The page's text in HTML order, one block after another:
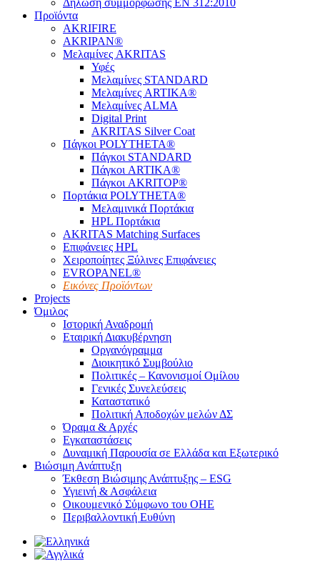
Δήλωση συμμόρφωσης EN 312:2010
Προϊόντα
AKRIFIRE
AKRIPAN®
Μελαμίνες AKRITAS
Υφές
Μελαμίνες STANDARD
Μελαμίνες ARTIKA®
Μελαμίνες ΑLMA
Digital Print
AKRITAS Silver Coat
Πάγκοι POLYTHETA®
Πάγκοι STANDARD
Πάγκοι ARTIKA®
Πάγκοι AKRITOP®
Πορτάκια POLYTHETA®
Μελαμινικά Πορτάκια
HPL Πορτάκια
AKRITAS Matching Surfaces
Επιφάνειες HPL
Χειροποίητες Ξύλινες Επιφάνειες
EVROPANEL®
Εικόνες Προϊόντων
Projects
Όμιλος
Ιστορική Αναδρομή
Εταιρική Διακυβέρνηση
Οργανόγραμμα
Διοικητικό Συμβούλιο
Πολιτικές – Κανονισμοί Ομίλου
Γενικές Συνελεύσεις
Καταστατικό
Πολιτική Αποδοχών μελών ΔΣ
Όραμα & Αρχές
Εγκαταστάσεις
Δυναμική Παρουσία σε Ελλάδα και Εξωτερικό
Βιώσιμη Ανάπτυξη
Έκθεση Βιώσιμης Ανάπτυξης – ESG
Υγιεινή & Ασφάλεια
Οικουμενικό Σύμφωνο του ΟΗΕ
Περιβαλλοντική Ευθύνη